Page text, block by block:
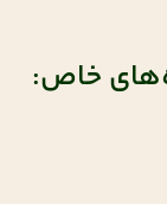
خاص: